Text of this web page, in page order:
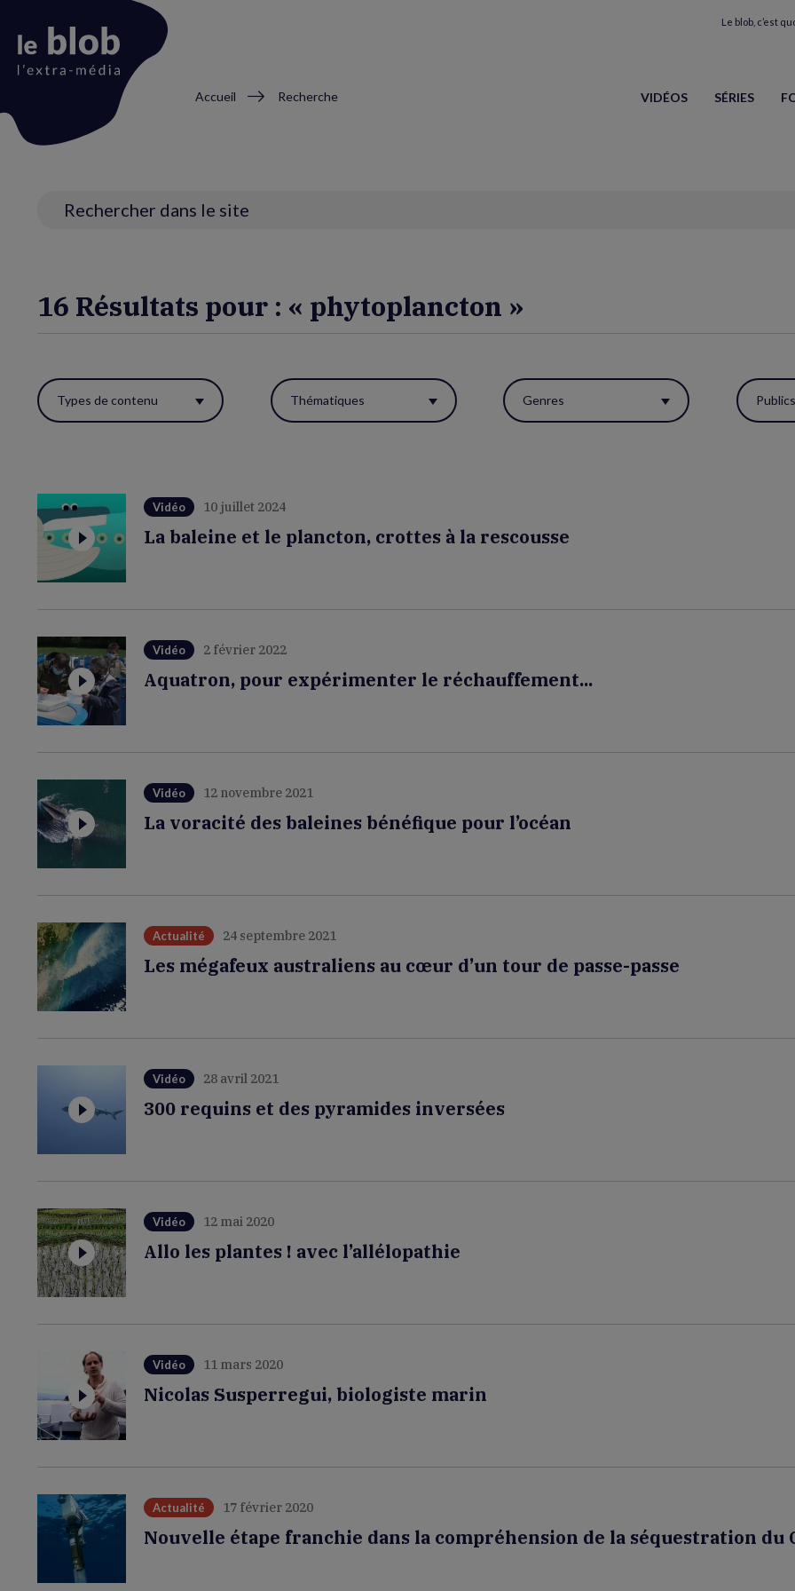
Le blob, c’est
VIDÉOS SÉRIES
Fil
Accueil Recherche
16 Résultats pour : « phytoplancton »
Utiliser
ces
réactualiser
la
page.
Types de contenu Thématiques Genres Publics
Vidéo 10 juillet 2024
La baleine et le plancton, crottes à la rescousse
Vidéo 2 février 2022
Aquatron, pour expérimenter le réchauffement...
Vidéo 12 novembre 2021
La voracité des baleines bénéfique pour l’océan
Actualité 24 septembre 2021
Les mégafeux australiens au cœur d’un tour de passe-passe
Vidéo 28 avril 2021
300 requins et des pyramides inversées
Vidéo 12 mai 2020
Allo les plantes ! avec l’allélopathie
Vidéo 11 mars 2020
Nicolas Susperregui, biologiste marin
Actualité 17 février 2020
Nouvelle étape franchie dans la compréhension de la séquestration du